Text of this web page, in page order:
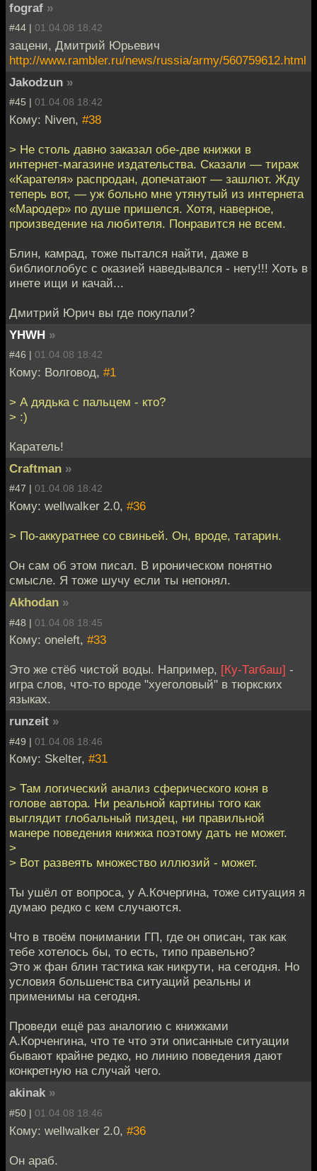
fograf »
#44 | 01.04.08 18:42
зацени, Дмитрий Юрьевич
http://www.rambler.ru/news/russia/army/560759612.html
Jakodzun »
#45 | 01.04.08 18:42
Кому: Niven, #38
> Не столь давно заказал обе-две книжки в
интернет-магазине издательства. Сказали — тираж
«Карателя» распродан, допечатают — зашлют. Жду
теперь вот, — уж больно мне утянутый из интернета
«Мародер» по душе пришелся. Хотя, наверное,
произведение на любителя. Понравится не всем.
Блин, камрад, тоже пытался найти, даже в
библиоглобус с оказией наведывался - нету!!! Хоть в
инете ищи и качай...
Дмитрий Юрич вы где покупали?
YHWH »
#46 | 01.04.08 18:42
Кому: Волговод, #1
> А дядька с пальцем - кто?
> :)
Каратель!
Craftman »
#47 | 01.04.08 18:42
Кому: wellwalker 2.0, #36
> По-аккуратнее со свиньей. Он, вроде, татарин.
Он сам об этом писал. В ироническом понятно
смысле. Я тоже шучу если ты непонял.
Akhodan »
#48 | 01.04.08 18:45
Кому: oneleft, #33
Это же стёб чистой воды. Например, [Ку-Тагбаш] -
игра слов, что-то вроде "хуеголовый" в тюркских
языках.
runzeit »
#49 | 01.04.08 18:46
Кому: Skelter, #31
> Там логический анализ сферического коня в
голове автора. Ни реальной картины того как
выглядит глобальный пиздец, ни правильной
манере поведения книжка поэтому дать не может.
>
> Вот развеять множество иллюзий - может.
Ты ушёл от вопроса, у А.Кочергина, тоже ситуация я
думаю редко с кем случаются.
Что в твоём понимании ГП, где он описан, так как
тебе хотелось бы, то есть, типо правельно?
Это ж фан блин тастика как никрути, на сегодня. Но
условия большенства ситуаций реальны и
применимы на сегодня.
Проведи ещё раз аналогию с книжками
А.Корченгина, что те что эти описанные ситуации
бывают крайне редко, но линию поведения дают
конкретную на случай чего.
akinak »
#50 | 01.04.08 18:46
Кому: wellwalker 2.0, #36
Он араб.